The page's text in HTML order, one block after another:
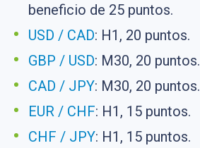
beneficio de 25 puntos.
USD / CAD: H1, 20 puntos.
GBP / USD: M30, 20 puntos.
CAD / JPY: M30, 20 puntos.
EUR / CHF: H1, 15 puntos.
CHF / JPY: H1, 15 puntos.